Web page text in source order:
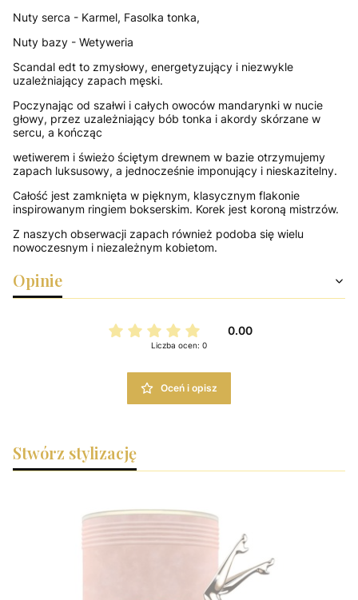
Nuty serca - Karmel, Fasolka tonka,
Nuty bazy - Wetyweria
Scandal edt to zmysłowy, energetyzujący i niezwykle
uzależniający zapach męski.
Poczynając od szałwi i całych owoców mandarynki w nucie
głowy, przez uzależniający bób tonka i akordy skórzane w
sercu, a kończąc
wetiwerem i świeżo ściętym drewnem w bazie otrzymujemy
zapach luksusowy, a jednocześnie imponujący i nieskazitelny.
Całość jest zamknięta w pięknym, klasycznym flakonie
inspirowanym ringiem bokserskim. Korek jest koroną mistrzów.
Z naszych obserwacji zapach również podoba się wielu
nowoczesnym i niezależnym kobietom.
Opinie
0.00
Liczba ocen: 0
Oceń i opisz
Stwórz stylizację